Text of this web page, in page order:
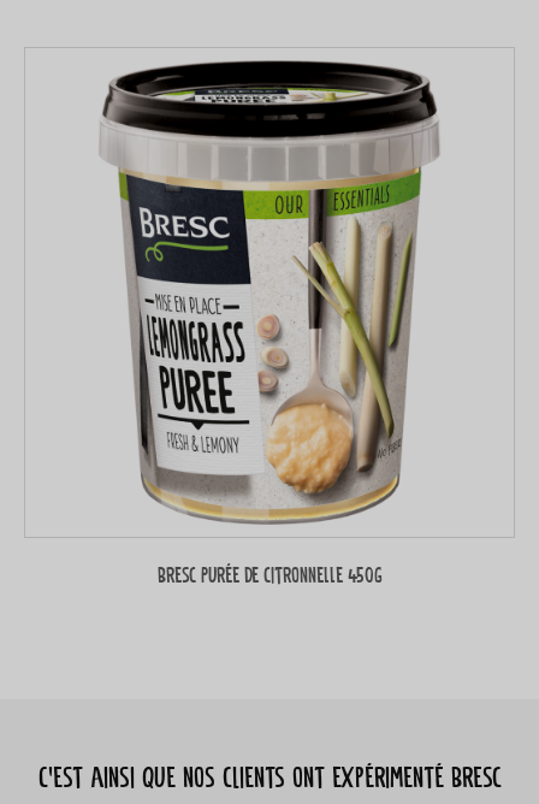
Bresc Purée de citronnelle 450g
C’est ainsi que nos clients ont expérimenté Bresc